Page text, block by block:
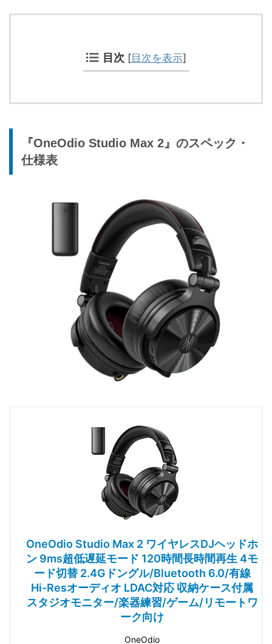
目次 [目次を表示]
『OneOdio Studio Max 2』のスペック・
仕様表
OneOdio Studio Max 2 ワイヤレスDJヘッドホ
ン 9ms超低遅延モード 120時間長時間再生 4モ
ード切替 2.4Gドングル/Bluetooth 6.0/有線
Hi-Resオーディオ LDAC対応 収納ケース付属
スタジオモニター/楽器練習/ゲーム/リモートワ
ーク向け
OneOdio